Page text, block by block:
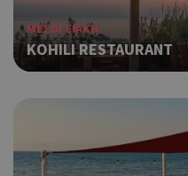
ΜΕΣΟΓΕΙΑΚΗ
KOHILI RESTAURANT